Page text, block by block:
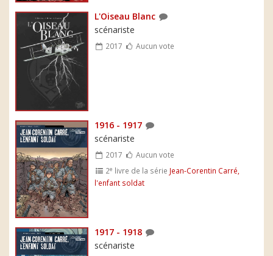
L'Oiseau Blanc
scénariste
2017 Aucun vote
1916 - 1917
scénariste
2017
Aucun vote
2e livre de la série Jean-Corentin Carré,
l'enfant soldat
1917 - 1918
scénariste